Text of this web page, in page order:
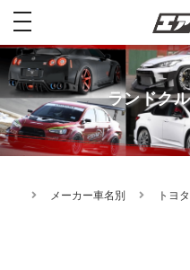
toggle
ランドク
メーカー車名別 トヨタ